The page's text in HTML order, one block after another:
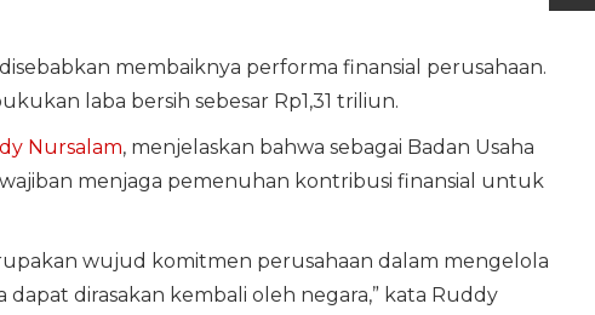
membaiknya performa finansial perusahaan.
laba bersih sebesar Rp1,31 triliun.
Nursalam, menjelaskan bahwa sebagai Badan Usaha
menjaga pemenuhan kontribusi finansial untuk
wujud komitmen perusahaan dalam mengelola
dirasakan kembali oleh negara,” kata Ruddy